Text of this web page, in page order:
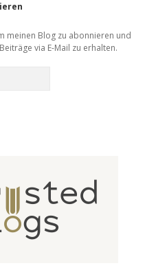
meinen Blog zu abonnieren und
via E-Mail zu erhalten.